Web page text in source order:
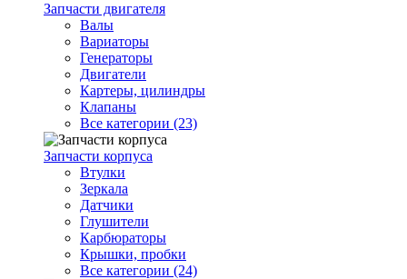
Запчасти двигателя
Валы
Вариаторы
Генераторы
Двигатели
Картеры, цилиндры
Клапаны
Все категории (23)
Запчасти корпуса
Втулки
Зеркала
Датчики
Глушители
Карбюраторы
Крышки, пробки
Все категории (24)